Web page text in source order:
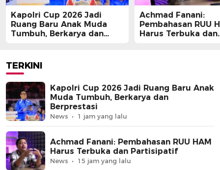
Kapolri Cup 2026 Jadi
Ruang Baru Anak Muda
Tumbuh, Berkarya dan
Achmad Fanani:
Pembahasan RUU
Harus Terbuka dan
TERKINI
Kapolri Cup 2026 Jadi Ruang Baru Anak
Muda Tumbuh, Berkarya dan
Berprestasi
News 1 jam yang lalu
Achmad Fanani: Pembahasan RUU HAM
Harus Terbuka dan Partisipatif
News 15 jam yang lalu